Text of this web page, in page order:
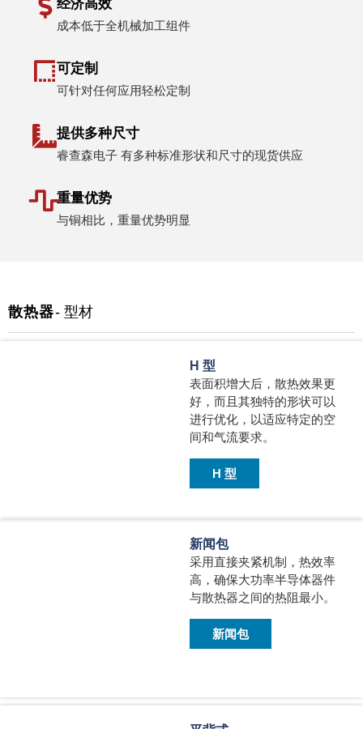
经济高效
成本低于全机械加工组件
可定制
可针对任何应用轻松定制
提供多种尺寸
睿查森电子 有多种标准形状和尺寸的现货供应
重量优势
与铜相比，重量优势明显
散热器- 型材
H 型
表面积增大后，散热效果更
好，而且其独特的形状可以
进行优化，以适应特定的空
间和气流要求。
H 型
新闻包
采用直接夹紧机制，热效率
高，确保大功率半导体器件
与散热器之间的热阻最小。
新闻包